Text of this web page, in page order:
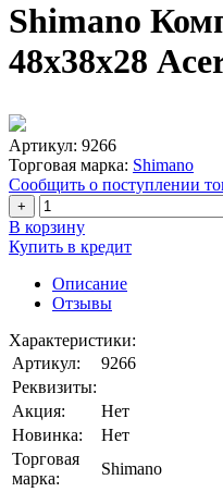
Shimano
48х38х28
Артикул: 9266
Торговая марка: Shimano
Сообщить о поступлении
+
В корзину
Купить в кредит
Описание
Отзывы
Характеристики:
Артикул:
9266
Реквизиты:
Акция:
Нет
Новинка:
Нет
Торговая
марка:
Shimano